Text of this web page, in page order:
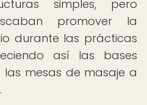
simples, pero
promover la
durante las prácticas
así las bases
mesas de masaje a